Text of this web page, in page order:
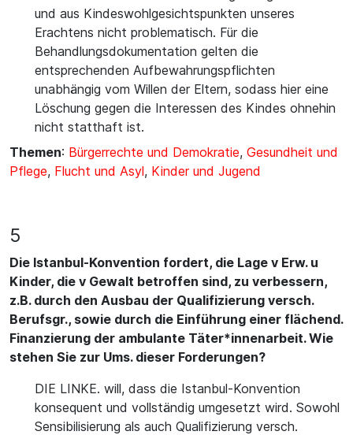
und aus Kindeswohlgesichtspunkten unseres
Erachtens nicht problematisch. Für die
Behandlungsdokumentation gelten die
entsprechenden Aufbewahrungspflichten
unabhängig vom Willen der Eltern, sodass hier eine
Löschung gegen die Interessen des Kindes ohnehin
nicht statthaft ist.
Themen: Bürgerrechte und Demokratie, Gesundheit und
Pflege, Flucht und Asyl, Kinder und Jugend
5
Die Istanbul-Konvention fordert, die Lage v Erw. u
Kinder, die v Gewalt betroffen sind, zu verbessern,
z.B. durch den Ausbau der Qualifizierung versch.
Berufsgr., sowie durch die Einführung einer flächend.
Finanzierung der ambulante Täter*innenarbeit. Wie
stehen Sie zur Ums. dieser Forderungen?
DIE LINKE. will, dass die Istanbul-Konvention
konsequent und vollständig umgesetzt wird. Sowohl
Sensibilisierung als auch Qualifizierung versch.